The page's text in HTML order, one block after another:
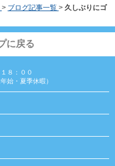
> ブログ記事一覧 > 久しぶりにゴ
に戻る
８：００
始・夏季休暇）